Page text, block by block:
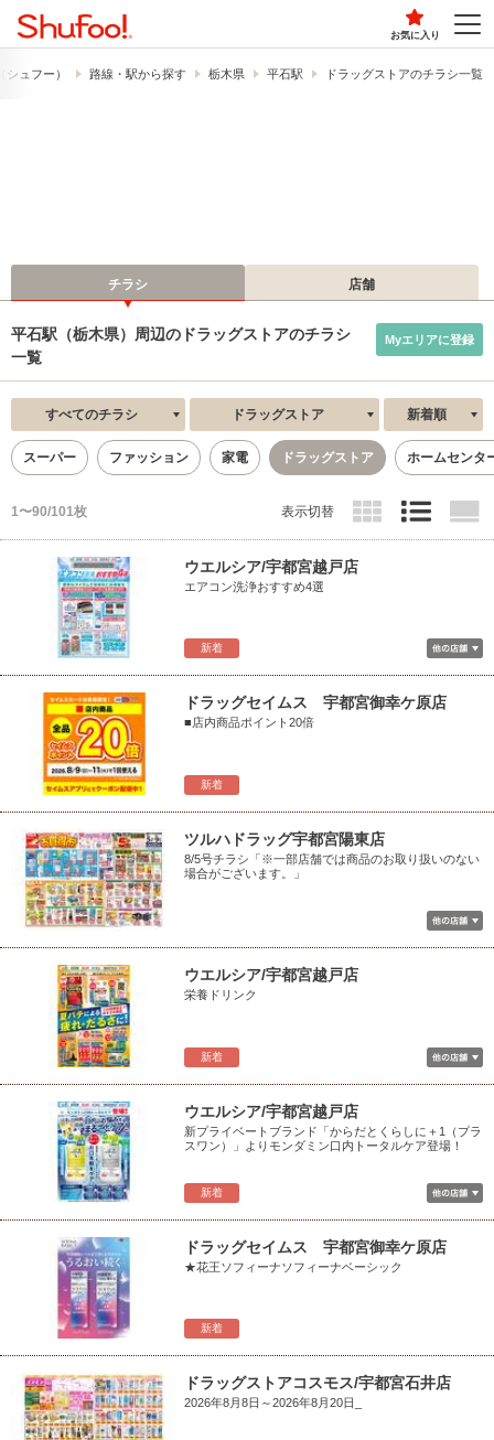
お気に入り
ュフー） 路線・駅から探す 栃木県 平石駅 ドラッグストアのチラシ一覧
チラシ 店舗
平石駅（栃木県）周辺のドラッグストアのチラシ
一覧
Myエリアに登録
すべてのチラシ ドラッグストア 新着順
スーパー ファッション 家電 ドラッグストア ホームセンタ
1〜90/101枚 表示切替
新着
ウエルシア/宇都宮越戸店
エアコン洗浄おすすめ4選
新着
ドラッグセイムス 宇都宮御幸ケ原店
■店内商品ポイント20倍
ツルハドラッグ宇都宮陽東店
8/5号チラシ「※一部店舗では商品のお取り扱いのない
場合がございます。」
新着
ウエルシア/宇都宮越戸店
栄養ドリンク
新着
ウエルシア/宇都宮越戸店
新プライベートブランド「からだとくらしに＋1（プラ
スワン）」よりモンダミン口内トータルケア登場！
新着
ドラッグセイムス 宇都宮御幸ケ原店
★花王ソフィーナソフィーナベーシック
ドラッグストアコスモス/宇都宮石井店
2026年8月8日～2026年8月20日_